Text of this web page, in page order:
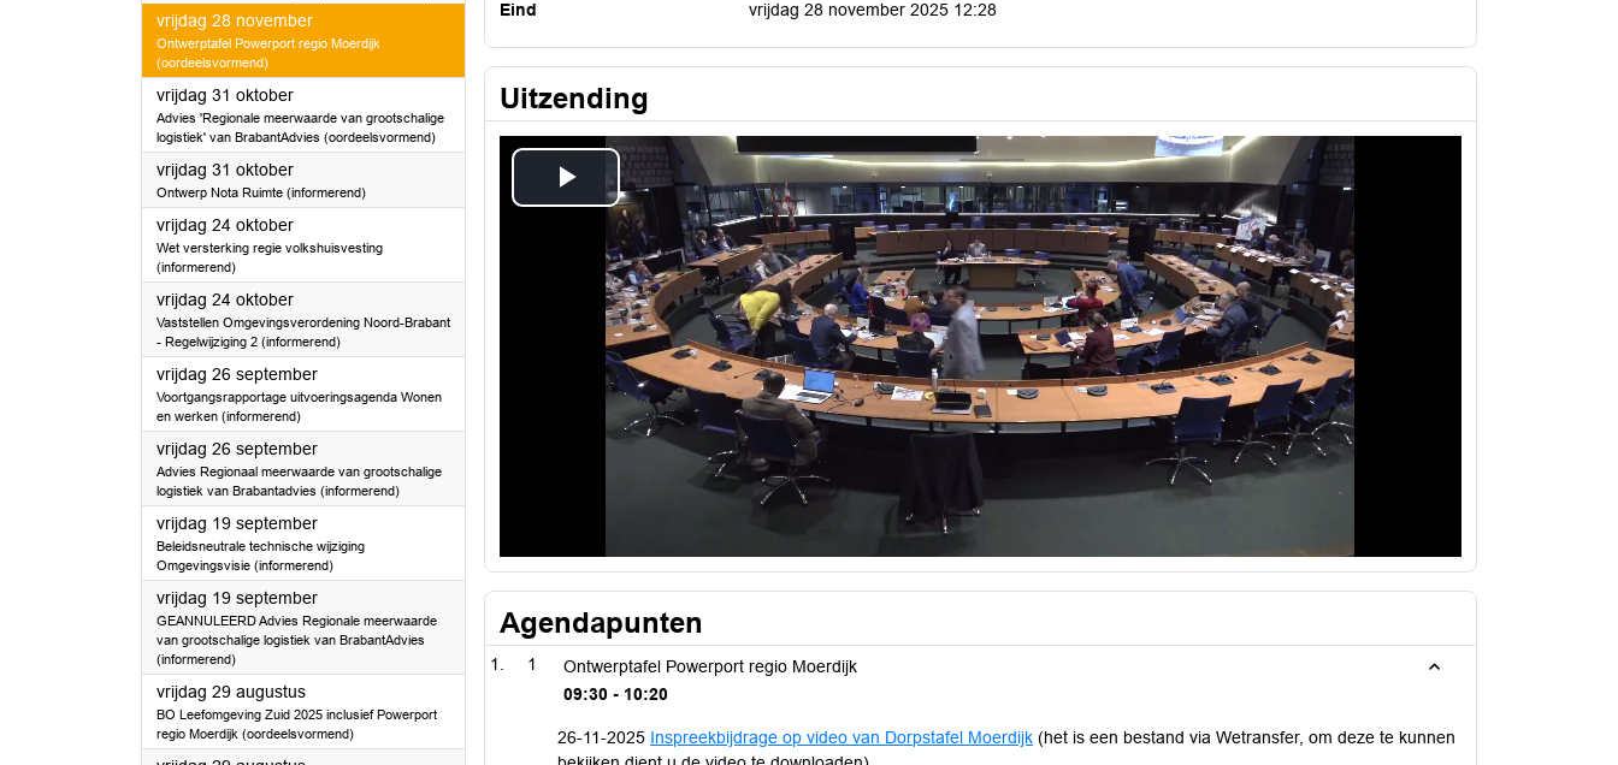
vrijdag 28 november2025
Ontwerptafel Powerport regio Moerdijk
(oordeelsvormend)
vrijdag 31 oktober2025
Advies 'Regionale meerwaarde van grootschalige
logistiek' van BrabantAdvies (oordeelsvormend)
vrijdag 31 oktober2025
Ontwerp Nota Ruimte (informerend)
vrijdag 24 oktober2025
Wet versterking regie volkshuisvesting
(informerend)
vrijdag 24 oktober2025
Vaststellen Omgevingsverordening Noord-Brabant
- Regelwijziging 2 (informerend)
vrijdag 26 september2025
Voortgangsrapportage uitvoeringsagenda Wonen
en werken (informerend)
vrijdag 26 september2025
Advies Regionaal meerwaarde van grootschalige
logistiek van Brabantadvies (informerend)
vrijdag 19 september2025
Beleidsneutrale technische wijziging
Omgevingsvisie (informerend)
vrijdag 19 september2025
GEANNULEERD Advies Regionale meerwaarde
van grootschalige logistiek van BrabantAdvies
(informerend)
vrijdag 29 augustus2025
BO Leefomgeving Zuid 2025 inclusief Powerport
regio Moerdijk (oordeelsvormend)
Eind
vrijdag 28 november 2025 12:28
Uitzending
Play
Video
Agendapunten
1
Ontwerptafel Powerport regio Moerdijk
09:30 - 10:20
26-11-2025 Inspreekbijdrage op video van Dorpstafel Moerdijk (het is een bestand via Wetransfer, om deze te kunnen